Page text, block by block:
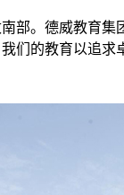
部。德威教育
们的教育以追